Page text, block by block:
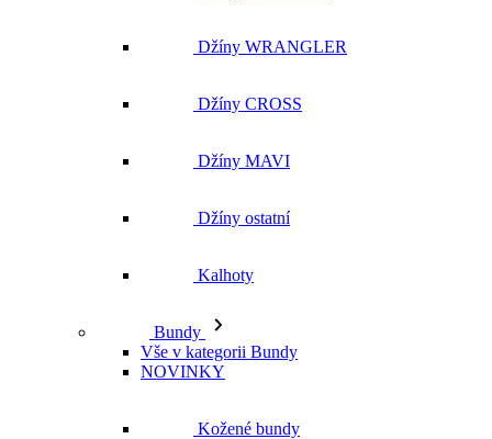
Džíny WRANGLER
Džíny CROSS
Džíny MAVI
Džíny ostatní
Kalhoty
Bundy
Vše v kategorii Bundy
NOVINKY
Kožené bundy